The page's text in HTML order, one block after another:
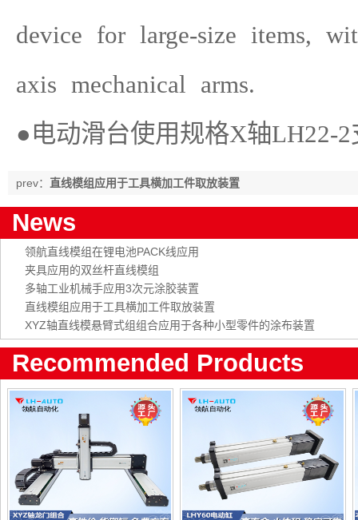
device for large-size items,
axis mechanical arms.
●电动滑台使用规格X轴LH22-
prev： 直线模组应用于工具横加工件取放装置
News
领航直线模组在锂电池PACK线应用
夹具应用的双丝杆直线模组
多轴工业机械手应用3次元涂胶装置
直线模组应用于工具横加工件取放装置
XYZ轴直线模悬臂式组组合应用于各种小型零件的涂布装置
Recommended Products